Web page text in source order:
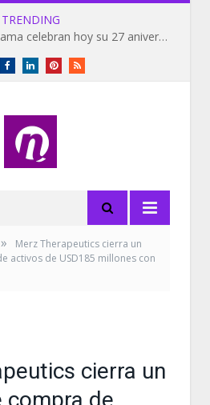
TRENDING
Barack y Michelle Obama celebran hoy su 27 aniversario de bodas
FacebookLinkedInPinterestRSS
»
Merz Therapeutics cierra un
activos de USD185 millones con
cierra un